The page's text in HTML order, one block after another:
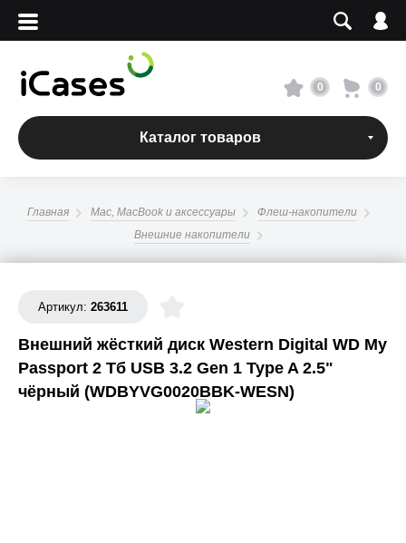
Вход
Сервисный центр
О магазине
+7 495 960-31-54
+7 800 500-31-47
0 0
Каталог товаров
Главная Mac, MacBook и аксессуары
Флеш-накопители
Внешние накопители
Артикул: 263611
Внешний жёсткий диск Western Digital WD My
Passport 2 Тб USB 3.2 Gen 1 Type A 2.5"
чёрный (WDBYVG0020BBK-WESN)